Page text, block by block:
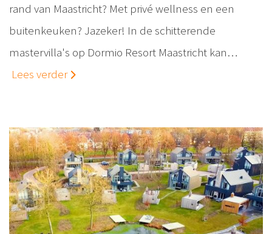
rand van Maastricht? Met privé wellness en een
buitenkeuken? Jazeker! In de schitterende
mastervilla's op Dormio Resort Maastricht kan…
Lees verder